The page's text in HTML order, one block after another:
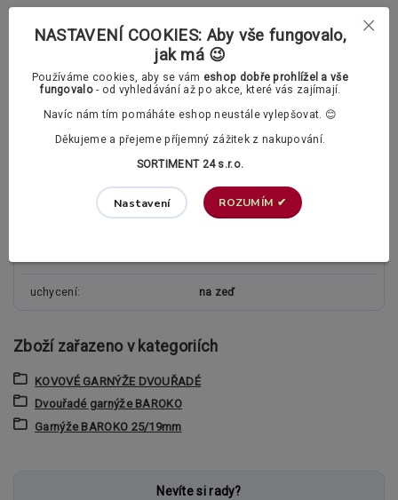
Polstrované záclonové kroužky (tichý chod)
Parametry
typ garnýže dvouřadá
materiál garnýže mosaz
uchycení na zeď
Zboží zařazeno v kategoriích
KOVOVÉ GARNÝŽE DVOUŘADÉ
Dvouřadé garnýže BAROKO
Garnýže BAROKO 25/19mm
Nevíte si rady?
NASTAVENÍ COOKIES: Aby vše fungovalo,
jak má 😉
Používáme cookies, aby se vám eshop dobře prohlížel a vše
fungovalo- od vyhledávání až po akce, které vás zajímají.
Navíc nám tím pomáháte eshop neustále vylepšovat. 😊
Děkujeme a přejeme příjemný zážitek z nakupování.
SORTIMENT 24 s.r.o.
Nastavení ROZUMÍM ✔